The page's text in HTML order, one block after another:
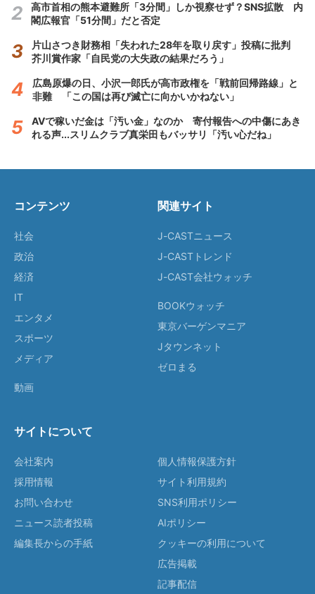
高市首相の熊本避難所「3分間」しか視察せず？SNS拡散 内
閣広報官「51分間」だと否定
片山さつき財務相「失われた28年を取り戻す」投稿に批判
芥川賞作家「自民党の大失政の結果だろう」
広島原爆の日、小沢一郎氏が高市政権を「戦前回帰路線」と
非難 「この国は再び滅亡に向かいかねない」
AVで稼いだ金は「汚い金」なのか 寄付報告への中傷にあき
れる声...スリムクラブ真栄田もバッサリ「汚い心だね」
コンテンツ
社会
政治
経済
IT
エンタメ
スポーツ
メディア
動画
関連サイト
J-CASTニュース
J-CASTトレンド
J-CAST会社ウォッチ
BOOKウォッチ
東京バーゲンマニア
Jタウンネット
ゼロまる
サイトについて
会社案内
採用情報
お問い合わせ
ニュース読者投稿
編集長からの手紙
個人情報保護方針
サイト利用規約
SNS利用ポリシー
AIポリシー
クッキーの利用について
広告掲載
記事配信